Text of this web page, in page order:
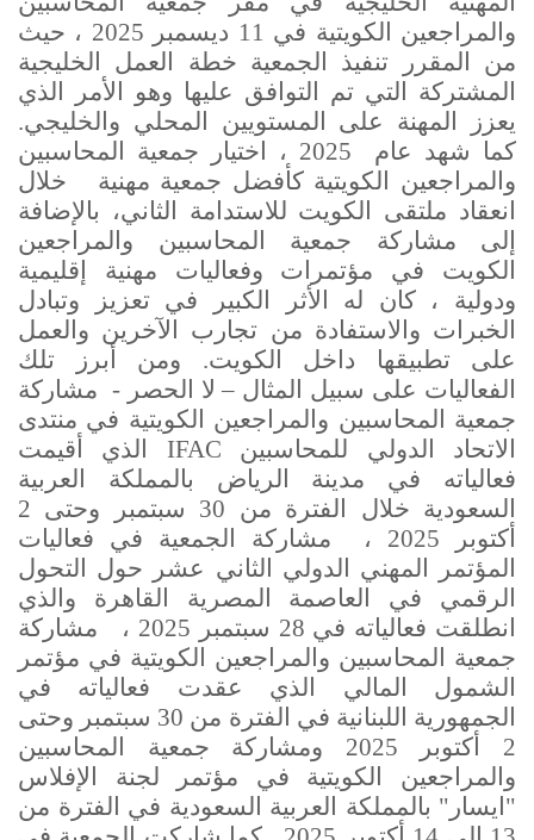
والمراجعين الكويتية في 11 ديسمبر 2025 ، حيث
من المقرر تنفيذ الجمعية خطة العمل الخليجية
المشتركة التي تم التوافق عليها وهو الأمر الذي
يعزز المهنة على المستويين المحلي والخليجي.
كما شهد عام 2025 ، اختيار جمعية المحاسبين
والمراجعين الكويتية كأفضل جمعية مهنية خلال
انعقاد ملتقى الكويت للاستدامة الثاني، بالإضافة
إلى مشاركة جمعية المحاسبين والمراجعين
الكويت في مؤتمرات وفعاليات مهنية إقليمية
ودولية ، كان له الأثر الكبير في تعزيز وتبادل
الخبرات والاستفادة من تجارب الآخرين والعمل
على تطبيقها داخل الكويت. ومن أبرز تلك
الفعاليات على سبيل المثال – لا الحصر - مشاركة
جمعية المحاسبين والمراجعين الكويتية في منتدى
الاتحاد الدولي للمحاسبين IFAC الذي أقيمت
فعالياته في مدينة الرياض بالمملكة العربية
السعودية خلال الفترة من 30 سبتمبر وحتى 2
أكتوبر 2025 ، مشاركة الجمعية في فعاليات
المؤتمر المهني الدولي الثاني عشر حول التحول
الرقمي في العاصمة المصرية القاهرة والذي
انطلقت فعالياته في 28 سبتمبر 2025 ، مشاركة
جمعية المحاسبين والمراجعين الكويتية في مؤتمر
الشمول المالي الذي عقدت فعالياته في
الجمهورية اللبنانية في الفترة من 30 سبتمبر وحتى
2 أكتوبر 2025 ومشاركة جمعية المحاسبين
والمراجعين الكويتية في مؤتمر لجنة الإفلاس
"ايسار" بالمملكة العربية السعودية في الفترة من